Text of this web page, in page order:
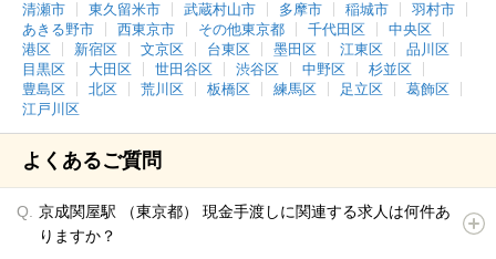
清瀬市
東久留米市 武蔵村山市 多摩市 稲城市
羽村市
あきる野市
西東京市 その他東京都 千代田区
中央区
港区
新宿区 文京区 台東区 墨田区 江東区
品川区
目黒区
大田区 世田谷区 渋谷区 中野区
杉並区
豊島区
北区 荒川区 板橋区 練馬区 足立区
葛飾区
江戸川区
よくあるご質問
京成関屋駅 （東京都） 現金手渡しに関連する求人は何件あ
りますか？